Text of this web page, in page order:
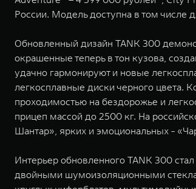
России. Модель доступна в том числе
Обновленный дизайн TANK 300
окрашенные теперь в тон кузова,
удачно гармонируют и новые
легкосплавные диски черного цвета.
проходимостью на бездорожье и
прицеп массой до 2500 кг. На
Шантар», ярких и эмоциональных -
Интерьер обновленного TANK 300
двойными шумоизоляционными